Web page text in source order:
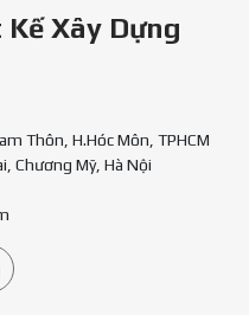
Xây Dựng
Thôn, H.Hóc Môn, TPHCM
Chương Mỹ, Hà Nội